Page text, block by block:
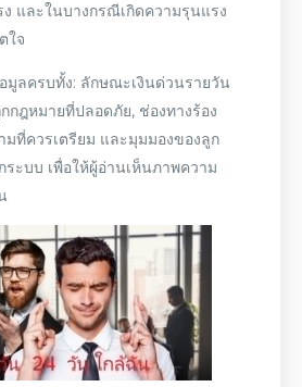
และในบางกรณีเกิดความรุนแรง
ใจ
มูลครบทั้ง: ลักษณะเงินด่วนรายวัน
กกฎหมายที่ปลอดภัย, ช่องทางร้อง
มที่ควรเตรียม และมุมมองของลูก
ะบบ เพื่อให้ผู้อ่านเห็นภาพความ